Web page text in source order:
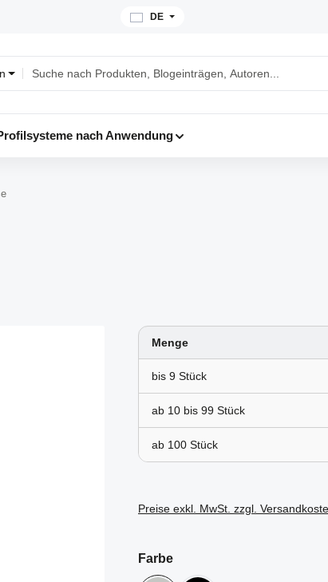
DE
nach Anwendung
Menge
bis 9
ab 10 bis 99
ab 100
Preise exkl. MwSt. zzgl.
Farbeauswählen